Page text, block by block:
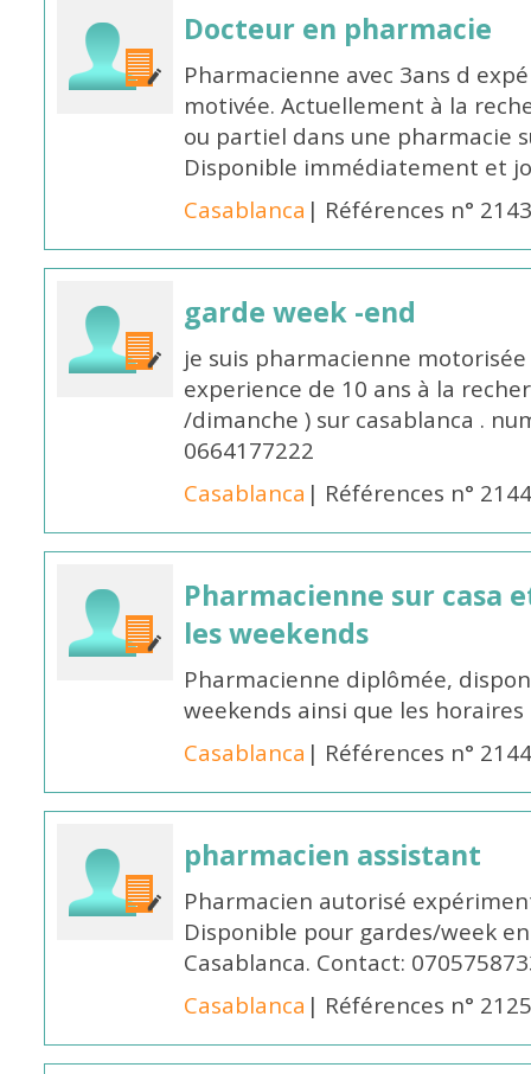
Docteur en pharmacie
Pharmacienne avec 3ans d
motivée. Actuellement à la
ou partiel dans une pharmacie
Disponible immédiatement et
Casablanca | Références n°
garde week -end
je suis pharmacienne
experience de 10 ans à la
/dimanche ) sur casablanca .
0664177222
Casablanca | Références n°
Pharmacienne sur casa
les weekends
Pharmacienne diplômée,
weekends ainsi que les
Casablanca | Références n°
pharmacien assistant
Pharmacien autorisé
Disponible pour gardes/week
Casablanca. Contact:
Casablanca | Références n°